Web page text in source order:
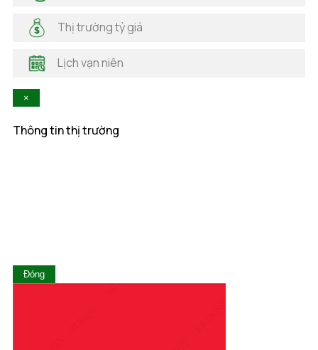
Hà Tĩnh
Hòa Bình
Lai Châu
Thị trường tỷ giá
Lịch vạn niên
×
Thông tin thị trường
Đóng